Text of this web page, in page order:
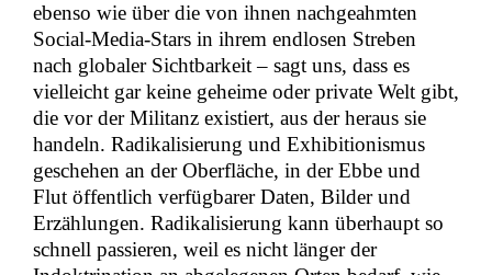
ebenso wie über die von ihnen nachgeahmten
Social-Media-Stars in ihrem endlosen Streben
nach globaler Sichtbarkeit – sagt uns, dass es
vielleicht gar keine geheime oder private Welt gibt,
die vor der Militanz existiert, aus der heraus sie
handeln. Radikalisierung und Exhibitionismus
geschehen an der Oberfläche, in der Ebbe und
Flut öffentlich verfügbarer Daten, Bilder und
Erzählungen. Radikalisierung kann überhaupt so
schnell passieren, weil es nicht länger der